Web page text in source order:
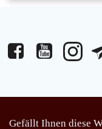
Gefällt Ihnen diese